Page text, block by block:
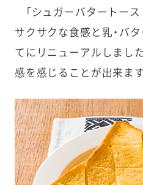
「シュガーバタートース
サクサクな食感と乳・バ
てにリニューアルしまし
感を感じることが出来ます